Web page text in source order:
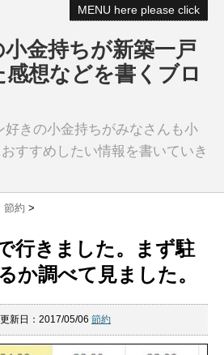
MENU here please click
金持ちが新築一戸
想などを書くブロ
好きの小金持ちがみなさんも小
すすめしたい情報を書いていき
節約 >
行きました。まず駐
か調べて見ました。
新日：2017/05/06 節約